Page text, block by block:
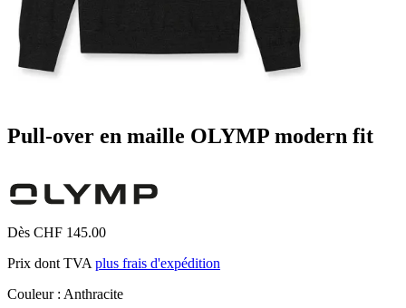
Pull-over en maille OLYMP modern fit
Dès CHF 145.00
Prix dont TVA plus frais d'expédition
Couleur : Anthracite